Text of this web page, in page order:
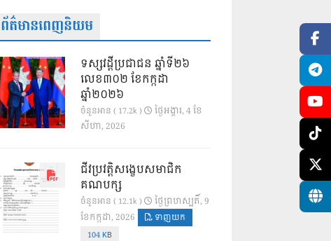
ព័ត៌មានពេញនិយម
ទស្សវដ្តីប្រជាជន ឆ្នាំទី២៦
លេខ៣០២ ខែកក្កដា
ឆ្នាំ២០២៦
ចំនួនអាន ( 17.2k )
ថ្ងៃ​អង្គារ, 4 ខែ​
សីហា, 2026
ជីវប្រវត្តិសង្ខេបសមាជិក
គណបក្ស
ចំនួនអាន ( 12.1k )
ថ្ងៃ​ព្រហស្បតិ៍, 9
ខែ​កក្កដា, 2026
ទាញយក
104 KB